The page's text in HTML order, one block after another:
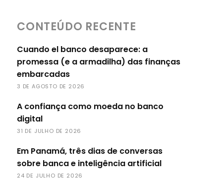
CONTEÚDO RECENTE
Cuando el banco desaparece: a
promessa (e a armadilha) das finanças
embarcadas
3 DE AGOSTO DE 2026
A confiança como moeda no banco
digital
31 DE JULHO DE 2026
Em Panamá, três dias de conversas
sobre banca e inteligência artificial
24 DE JULHO DE 2026